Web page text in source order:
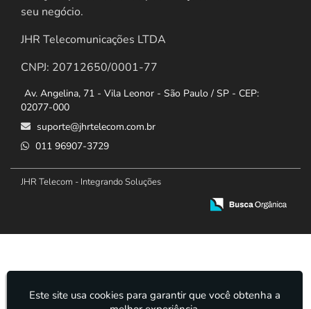
seu negócio.
JHR Telecomunicações LTDA
CNPJ: 20712650/0001-77
Av. Angelina, 71 - Vila Leonor - São Paulo / SP - CEP:
02077-000
suporte@jhrtelecom.com.br
011 96907-3729
JHR Telecom - Integrando Soluções
Este site usa cookies para garantir que você obtenha a